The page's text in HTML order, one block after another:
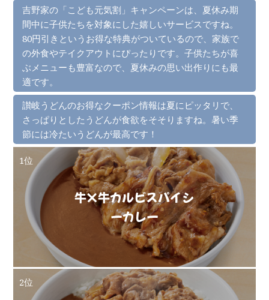
吉野家の「こども元気割」キャンペーンは、夏休み期
間中に子供たちを対象にした嬉しいサービスですね。
80円引きというお得な特典がついているので、家族で
の外食やテイクアウトにぴったりです。子供たちが喜
ぶメニューも豊富なので、夏休みの思い出作りにも最
適です。
讃岐うどんのお得なクーポン情報は夏にピッタリで、
さっぱりとしたうどんが食欲をそそりますね。暑い季
節には冷たいうどんが最高です！
1位
牛×牛カルビスパイシ
ーカレー
2位